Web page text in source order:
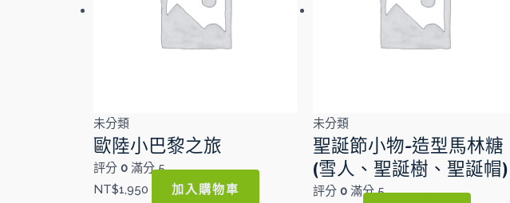
未分類
歐陸小巴黎之旅
評分 0 滿分 5
NT$1,950 加入購物車
未分類
聖誕節小物-造型馬林糖
(雪人、聖誕樹、聖誕帽)
評分 0滿分 5